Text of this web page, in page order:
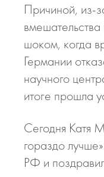
Причиной, из-
шоком, когда
Германии
научного
итоге прошла
Сегодня Катя
гораздо
РФ и